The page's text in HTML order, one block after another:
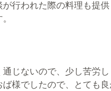
行われた際の料理も提
じないので、少し苦労
様でしたので、とても